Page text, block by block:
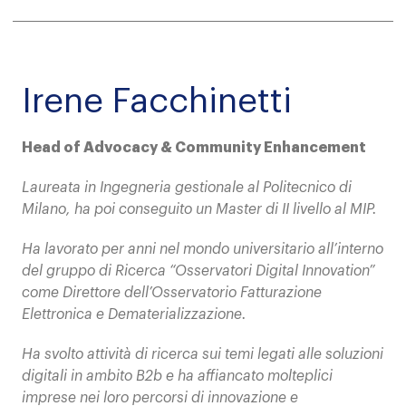
Irene Facchinetti
Head of Advocacy & Community Enhancement
Laureata in Ingegneria gestionale al Politecnico di
Milano, ha poi conseguito un Master di II livello al MIP.
Ha lavorato per anni nel mondo universitario all’interno
del gruppo di Ricerca “Osservatori Digital Innovation”
come Direttore dell’Osservatorio Fatturazione
Elettronica e Dematerializzazione.
Ha svolto attività di ricerca sui temi legati alle soluzioni
digitali in ambito B2b e ha affiancato molteplici
imprese nei loro percorsi di innovazione e